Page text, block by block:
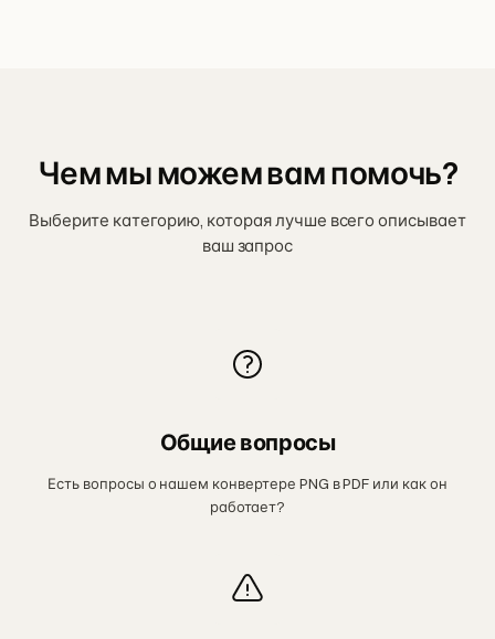
Чем мы можем вам помочь?
Выберите категорию, которая лучше всего описывает
ваш запрос
Общие вопросы
Есть вопросы о нашем конвертере PNG в PDF или как он
работает?